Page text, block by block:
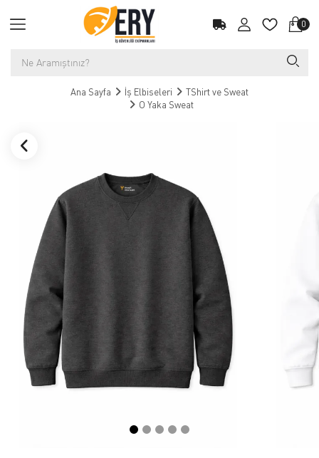
0
Ana Sayfa İş Elbiseleri
TShirt ve Sweat
O Yaka Sweat